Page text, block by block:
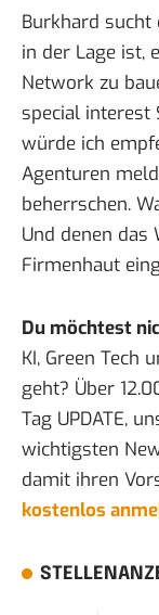
Burkhard sucht
in der Lage ist,
Network zu
special interest
würde ich
Agenturen
beherrschen.
Und denen
Firmenhaut
Du möchtest
KI, Green Tech
geht? Über
Tag UPDATE,
wichtigsten
damit ihren
kostenlos